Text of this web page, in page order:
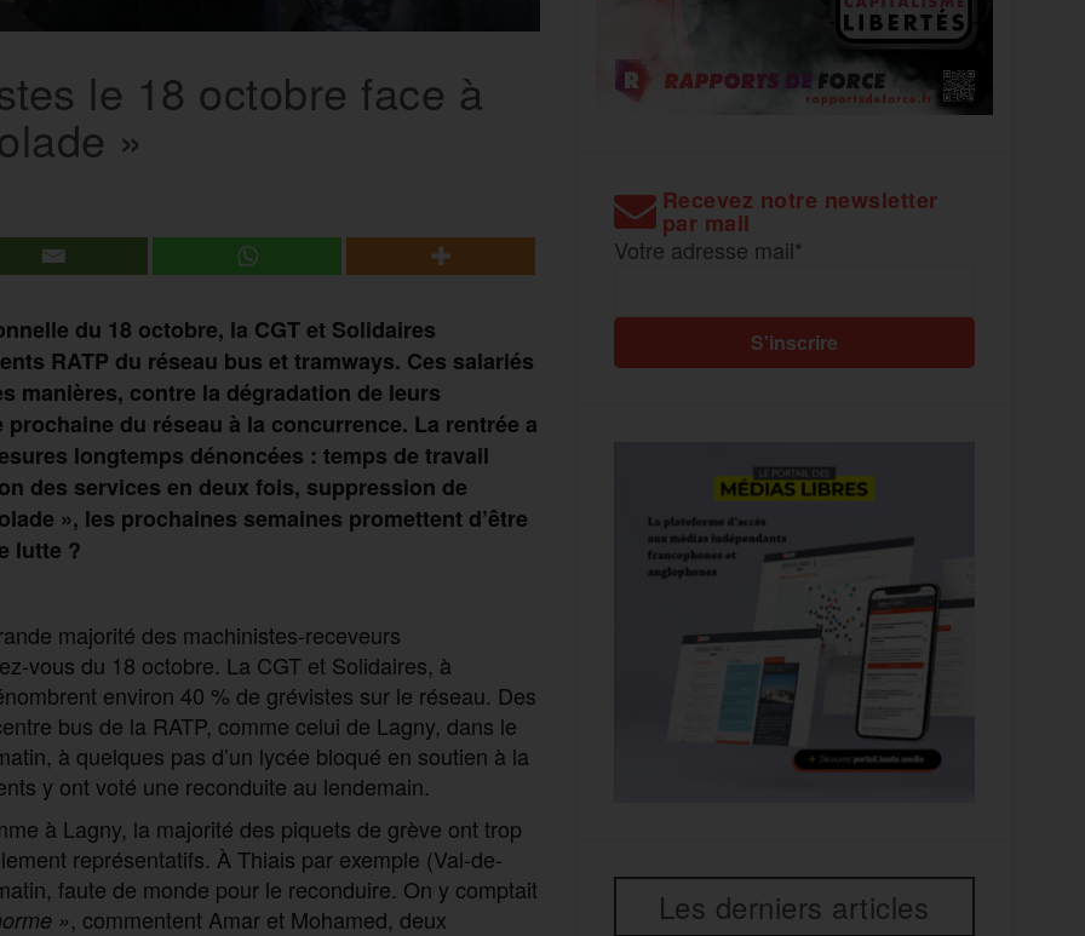
le 18 octobre face à
»
du 18 octobre, la CGT et Solidaires
RATP du réseau bus et tramways. Ces salariés
manières, contre la dégradation de leurs
du réseau à la concurrence. La rentrée a
longtemps dénoncées : temps de travail
des services en deux fois, suppression de
», les prochaines semaines promettent d’être
lutte ?
majorité des machinistes-receveurs
vous du 18 octobre. La CGT et Solidaires, à
environ 40 % de grévistes sur le réseau. Des
bus de la RATP, comme celui de Lagny, dans le
à quelques pas d’un lycée bloqué en soutien à la
y ont voté une reconduite au lendemain.
à Lagny, la majorité des piquets de grève ont trop
représentatifs. À Thiais par exemple (Val-de-
faute de monde pour le reconduire. On y comptait
», commentent Amar et Mohamed, deux
Recevez notre newsletter
par mail
Votre adresse mail*
Les derniers articles